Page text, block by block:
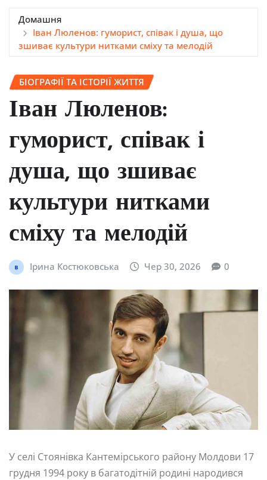
Домашня
Іван Люленов: гуморист, співак і душа, що
зшиває культури нитками сміху та мелодій
БІОГРАФІЇ ТА ІСТОРІЇ ЖИТТЯ
Іван Люленов:
гуморист, співак і
душа, що зшиває
культури нитками
сміху та мелодій
Ірина Костюковська Чер 30, 2026 0
У селі Стоянівка Кантемірського району Молдови 17
грудня 1994 року в багатодітній родині народився